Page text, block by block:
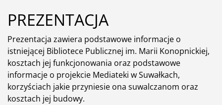
PREZENTACJA
Prezentacja zawiera podstawowe informacje o
istniejącej Bibliotece Publicznej im. Marii Konopnickiej,
kosztach jej funkcjonowania oraz podstawowe
informacje o projekcie Mediateki w Suwałkach,
korzyściach jakie przyniesie ona suwalczanom oraz
kosztach jej budowy.